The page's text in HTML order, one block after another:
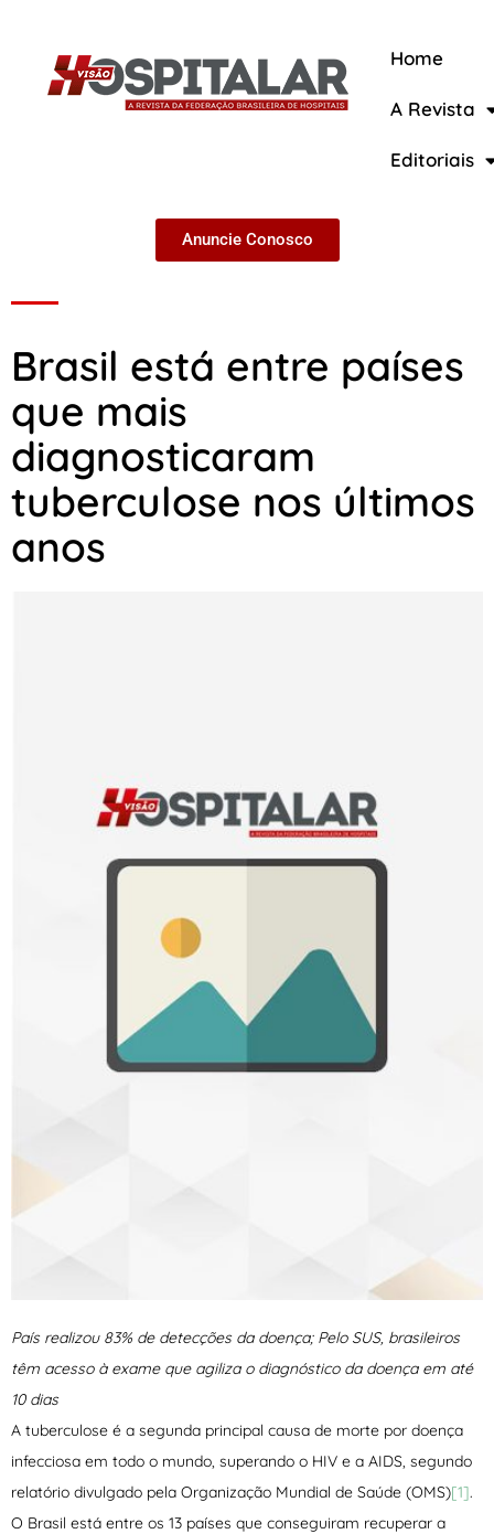
Home
A Revista
Editoriais
Anuncie Conosco
Brasil está entre países
que mais
diagnosticaram
tuberculose nos últimos
anos
País realizou 83% de detecções da doença; Pelo SUS, brasileiros
têm acesso à exame que agiliza o diagnóstico da doença em até
10 dias
A tuberculose é a segunda principal causa de morte por doença
infecciosa em todo o mundo, superando o HIV e a AIDS, segundo
relatório divulgado pela Organização Mundial de Saúde (OMS)[1].
O Brasil está entre os 13 países que conseguiram recuperar a